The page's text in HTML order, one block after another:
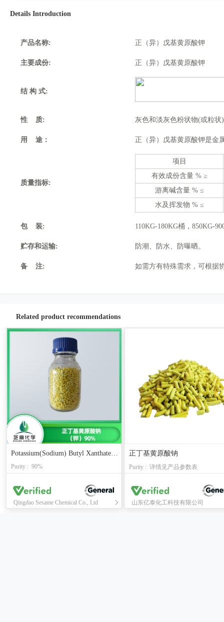
Details Introduction
产品名称: 正（异）戊基黄原酸钾
主要成份: 正（异）戊基黄原酸钾
结 构 式:
性 质: 灰色和淡灰色粉状物(或粒
用 途： 正（异）戊基黄原酸钾是金
质量指标:
项目
有效成份含量 % ≥
游离碱含量 % ≤
水及挥发物 % ≤
包 装: 110KG-180KG桶，850KG-
贮存和运输: 防潮、防水、防曝晒。
备 注: 如需方有特殊需求，可根据
Related product recommendations
Potassium(Sodium) Butyl Xanthate（90%）
Purity : 90%
Qingdao Sesame Chemical Co., Ltd
正丁基黄原酸钠
Purity : 详情见产品参数表
山东亿泰化工科技有限公司